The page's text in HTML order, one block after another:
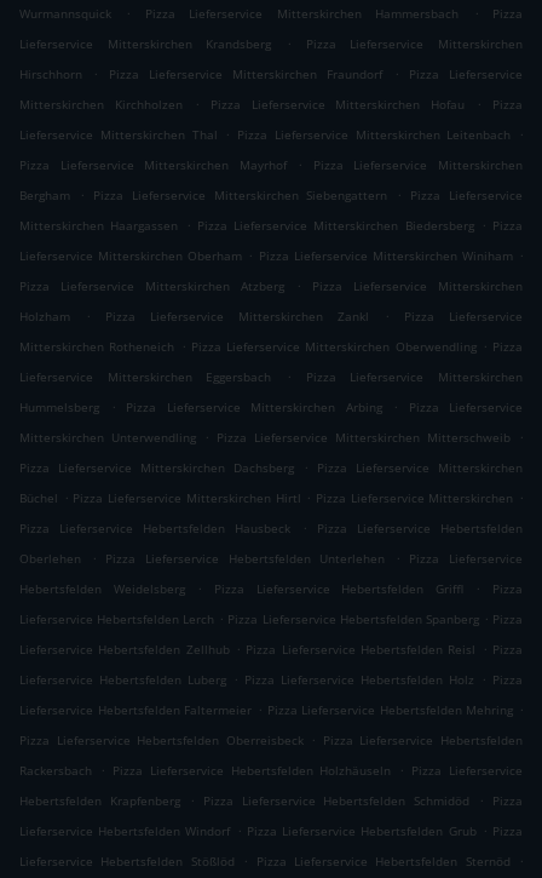
Wurmannsquick
. Pizza Lieferservice Mitterskirchen Hammersbach .
Pizza
Lieferservice Mitterskirchen Krandsberg
.
Pizza Lieferservice Mitterskirchen
Hirschhorn
. Pizza Lieferservice Mitterskirchen Fraundorf .
Pizza Lieferservice
Mitterskirchen Kirchholzen
. Pizza Lieferservice Mitterskirchen Hofau .
Pizza
Lieferservice Mitterskirchen Thal
. Pizza Lieferservice Mitterskirchen Leitenbach
.
Pizza Lieferservice Mitterskirchen Mayrhof
.
Pizza Lieferservice Mitterskirchen
Bergham
. Pizza Lieferservice Mitterskirchen Siebengattern .
Pizza Lieferservice
Mitterskirchen Haargassen
. Pizza Lieferservice Mitterskirchen Biedersberg . Pizza
Lieferservice Mitterskirchen Oberham . Pizza Lieferservice Mitterskirchen Winiham .
Pizza Lieferservice Mitterskirchen Atzberg
.
Pizza Lieferservice Mitterskirchen
Holzham
. Pizza Lieferservice Mitterskirchen Zankl .
Pizza Lieferservice
Mitterskirchen Rotheneich
. Pizza Lieferservice Mitterskirchen Oberwendling . Pizza
Lieferservice Mitterskirchen Eggersbach
.
Pizza Lieferservice Mitterskirchen
Hummelsberg
. Pizza Lieferservice Mitterskirchen Arbing .
Pizza Lieferservice
Mitterskirchen Unterwendling
. Pizza Lieferservice Mitterskirchen Mitterschweib
.
Pizza Lieferservice Mitterskirchen Dachsberg
.
Pizza Lieferservice Mitterskirchen
Büchel . Pizza Lieferservice Mitterskirchen Hirtl . Pizza Lieferservice Mitterskirchen .
Pizza Lieferservice Hebertsfelden Hausbeck
.
Pizza Lieferservice Hebertsfelden
Oberlehen
. Pizza Lieferservice Hebertsfelden Unterlehen .
Pizza Lieferservice
Hebertsfelden Weidelsberg
. Pizza Lieferservice Hebertsfelden Griffl .
Pizza
Lieferservice Hebertsfelden Lerch . Pizza Lieferservice Hebertsfelden Spanberg . Pizza
Lieferservice Hebertsfelden Zellhub . Pizza Lieferservice Hebertsfelden Reisl . Pizza
Lieferservice Hebertsfelden Luberg . Pizza Lieferservice Hebertsfelden Holz . Pizza
Lieferservice Hebertsfelden Faltermeier . Pizza Lieferservice Hebertsfelden Mehring .
Pizza Lieferservice Hebertsfelden Oberreisbeck . Pizza Lieferservice Hebertsfelden
Rackersbach
. Pizza Lieferservice Hebertsfelden Holzhäuseln . Pizza Lieferservice
Hebertsfelden Krapfenberg
. Pizza Lieferservice Hebertsfelden Schmidöd .
Pizza
Lieferservice Hebertsfelden Windorf . Pizza Lieferservice Hebertsfelden Grub . Pizza
Lieferservice Hebertsfelden Stößlöd
. Pizza Lieferservice Hebertsfelden Sternöd
.